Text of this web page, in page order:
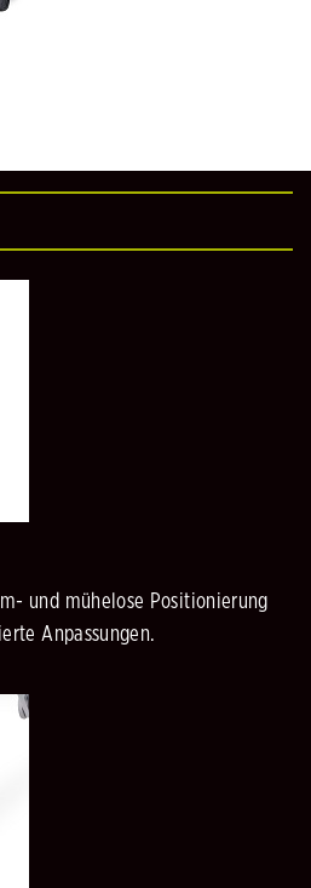
und mühelose Positionierung
Anpassungen.